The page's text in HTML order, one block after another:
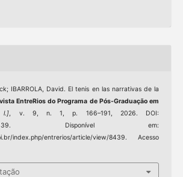
IBARROLA, David. El tenis en las narrativas de la
EntreRios do Programa de Pós-Graduação em
l.], v. 9, n. 1, p. 166–191, 2026. DOI:
Disponível em:
index.php/entrerios/article/view/8439. Acesso